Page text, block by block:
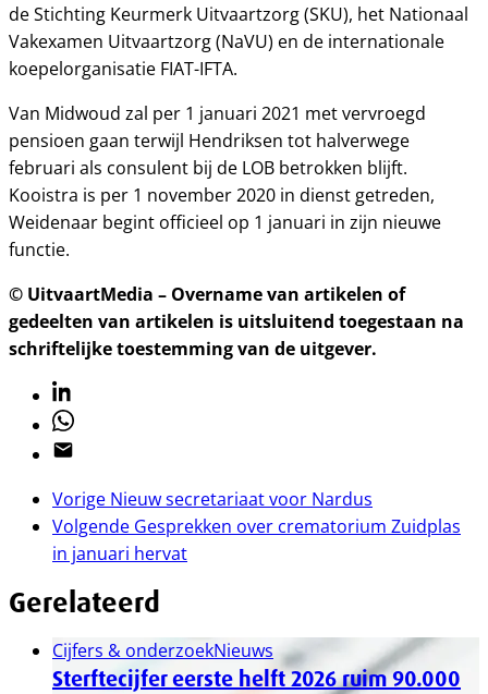
de Stichting Keurmerk Uitvaartzorg (SKU), het Nationaal
Vakexamen Uitvaartzorg (NaVU) en de internationale
koepelorganisatie FIAT-IFTA.
Van Midwoud zal per 1 januari 2021 met vervroegd
pensioen gaan terwijl Hendriksen tot halverwege
februari als consulent bij de LOB betrokken blijft.
Kooistra is per 1 november 2020 in dienst getreden,
Weidenaar begint officieel op 1 januari in zijn nieuwe
functie.
© UitvaartMedia – Overname van artikelen of
gedeelten van artikelen is uitsluitend toegestaan na
schriftelijke toestemming van de uitgever.
Linkedin
Whatsapp
Email
Vorige Nieuw secretariaat voor Nardus
Volgende Gesprekken over crematorium Zuidplas
in januari hervat
Gerelateerd
Cijfers & onderzoekNieuws
Sterftecijfer eerste helft 2026 ruim 90.000